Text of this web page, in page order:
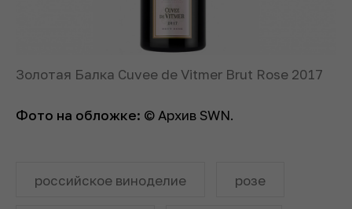
Золотая Балка Cuvee de Vitmer Brut Rose 2017
Фото на обложке: © Архив SWN.
российское виноделие розе